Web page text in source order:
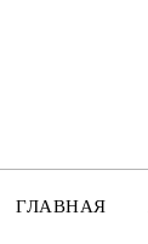
ГЛАВНАЯ